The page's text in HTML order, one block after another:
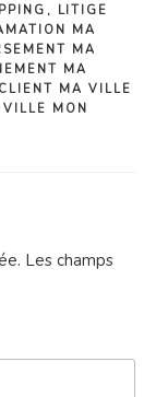
, LITIGE
MA
MA
MA
MA VILLE
MON
Les champs